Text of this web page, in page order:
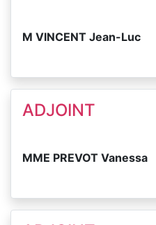
M VINCENT Jean-Luc
ADJOINT
MME PREVOT Vanessa